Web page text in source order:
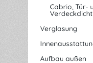
Cabrio, Tür-
Verglasung
Aufbau außen